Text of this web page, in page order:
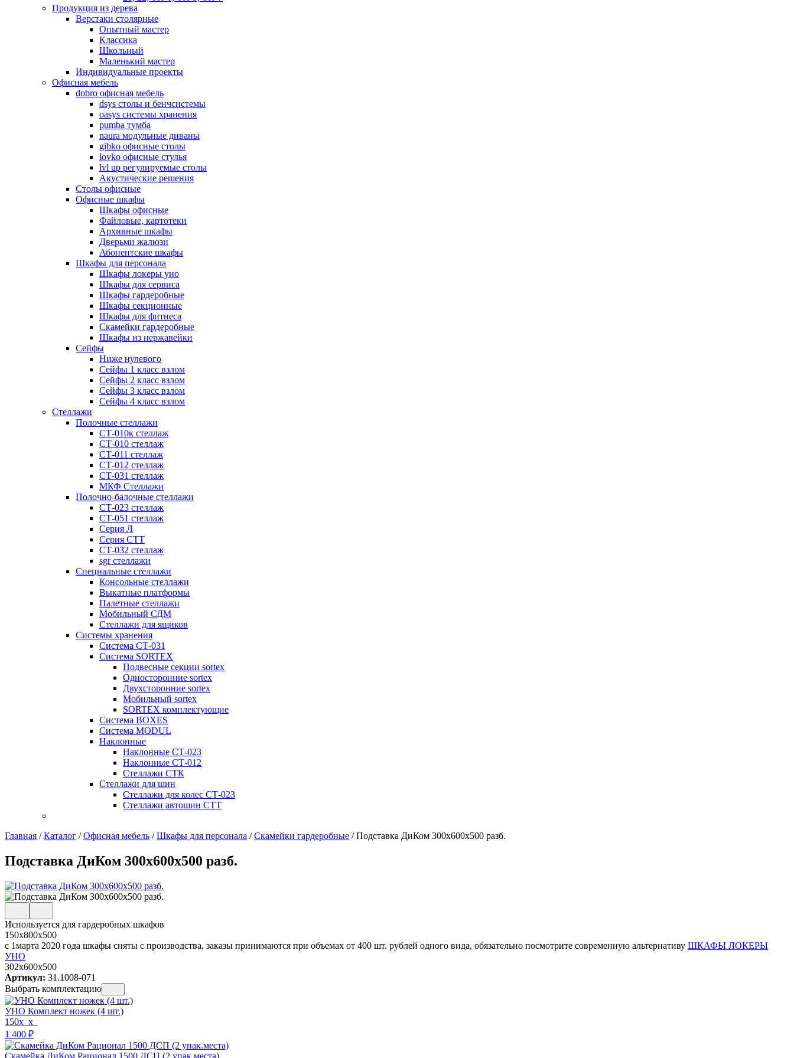
Продукция из дерева
Верстаки столярные
Опытный мастер
Классика
Школьный
Маленький мастер
Индивидуальные проекты
Офисная мебель
dobro офисная мебель
dsys столы и бенчсистемы
oasys системы хранения
pumba тумба
naura модульные диваны
gibko офисные столы
lovko офисные стулья
lvl up регулируемые столы
Акустические решения
Столы офисные
Офисные шкафы
Шкафы офисные
Файловые, картотеки
Архивные шкафы
Дверьми жалюзи
Абонентские шкафы
Шкафы для персонала
Шкафы локеры уно
Шкафы для сервиса
Шкафы гардеробные
Шкафы секционные
Шкафы для фитнеса
Скамейки гардеробные
Шкафы из нержавейки
Сейфы
Ниже нулевого
Сейфы 1 класс взлом
Сейфы 2 класс взлом
Сейфы 3 класс взлом
Сейфы 4 класс взлом
Стеллажи
Полочные стеллажи
СТ-010к стеллаж
СТ-010 стеллаж
СТ-011 стеллаж
СТ-012 стеллаж
СТ-031 стеллаж
МКФ Стеллажи
Полочно-балочные стеллажи
СТ-023 стеллаж
СТ-051 стеллаж
Серия Л
Серия СТТ
СТ-032 стеллаж
sgr стеллажи
Специальные стеллажи
Консольные стеллажи
Выкатные платформы
Палетные стеллажи
Мобильный СДМ
Стеллажи для ящиков
Системы хранения
Система СТ-031
Система SORTEX
Подвесные секции sortex
Односторонние sortex
Двухсторонние sortex
Мобильный sortex
SORTEX комплектующие
Система BOXES
Система MODUL
Наклонные
Наклонные СТ-023
Наклонные СТ-012
Стеллажи СТК
Стеллажи для шин
Стеллажи для колес СТ-023
Стеллажи автошин СТТ
Главная /Каталог /Офисная мебель /Шкафы для персонала /Скамейки гардеробные /Подставка ДиКом 300х600х500 разб.
Подставка ДиКом 300х600х500 разб.
Используется для гардеробных шкафов
150x800x500
с 1марта 2020 года шкафы сняты с производства, заказы принимаются при объемах от 400 шт. рублей одного вида, обязательно посмотрите современную альтернативу ШКАФЫ ЛОКЕРЫ
УНО
302x600x500
Артикул: 31.1008-071
Выбрать комплектацию
УНО Комплект ножек (4 шт.)
150x_x_
1 400 ₽
Скамейка ДиКом Рационал 1500 ДСП (2 упак.места)